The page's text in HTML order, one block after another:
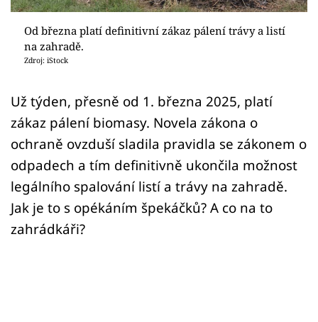
Sledujte nás
Od března platí definitivní zákaz pálení trávy a listí
na zahradě.
Zdroj: iStock
Už týden, přesně od 1. března 2025, platí
zákaz pálení biomasy. Novela zákona o
ochraně ovzduší sladila pravidla se zákonem o
odpadech a tím definitivně ukončila možnost
legálního spalování listí a trávy na zahradě.
Jak je to s opékáním špekáčků? A co na to
zahrádkáři?